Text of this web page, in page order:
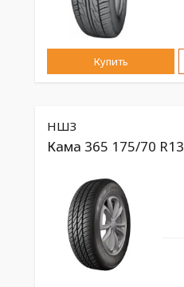
Купить
НШЗ
Кама 365 175/70 R13